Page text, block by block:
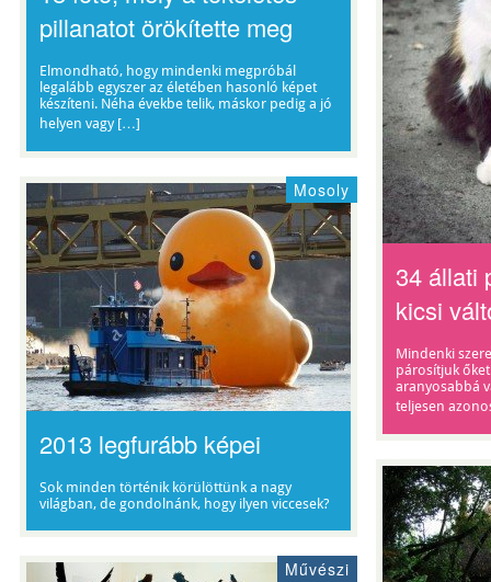
pillanatot örökítette meg
Elmondható, hogy mindenki megpróbál
legalább egyszer az életében hasonló képet
készíteni. Néha évekbe telik, máskor pedig a jó
helyen vagy […]
Mosoly
2013 legfurább képei
Sok minden történik körülöttünk a nagy
világban, de gondolnánk, hogy ilyen viccesek?
Művészi
34 állati
kicsi
Mindenki
párosítjuk
aranyosabbá
teljesen